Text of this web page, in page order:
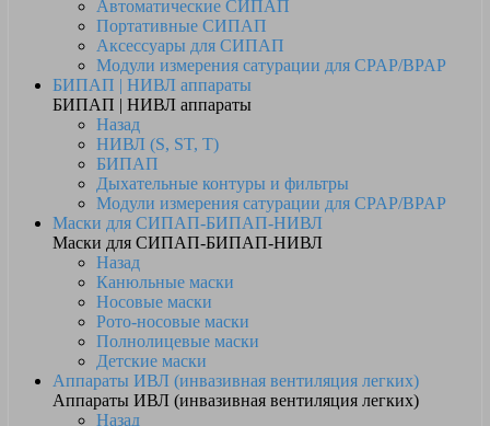
Автоматические СИПАП
Портативные СИПАП
Аксессуары для СИПАП
Модули измерения сатурации для CPAP/BPAP
БИПАП | НИВЛ аппараты
БИПАП | НИВЛ аппараты
Назад
НИВЛ (S, ST, T)
БИПАП
Дыхательные контуры и фильтры
Модули измерения сатурации для CPAP/BPAP
Маски для СИПАП-БИПАП-НИВЛ
Маски для СИПАП-БИПАП-НИВЛ
Назад
Канюльные маски
Носовые маски
Рото-носовые маски
Полнолицевые маски
Детские маски
Аппараты ИВЛ (инвазивная вентиляция легких)
Аппараты ИВЛ (инвазивная вентиляция легких)
Назад